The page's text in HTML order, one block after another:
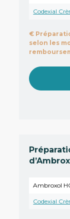
Codexial
€
selon les
Ambroxol
Codexial